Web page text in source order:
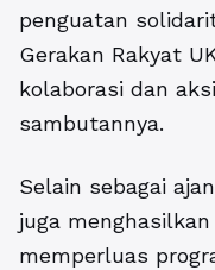
penguatan
Gerakan Rakyat
kolaborasi dan
sambutannya.
Selain sebagai
juga
memperluas